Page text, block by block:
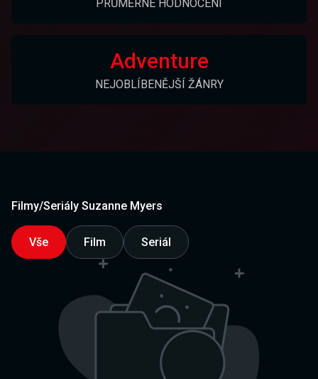
PRŮMĚRNÉ HODNOCENÍ
Adventure
NEJOBLÍBENĚJŠÍ ŽÁNRY
Filmy/Seriály Suzanne Myers
Vše Film Seriál